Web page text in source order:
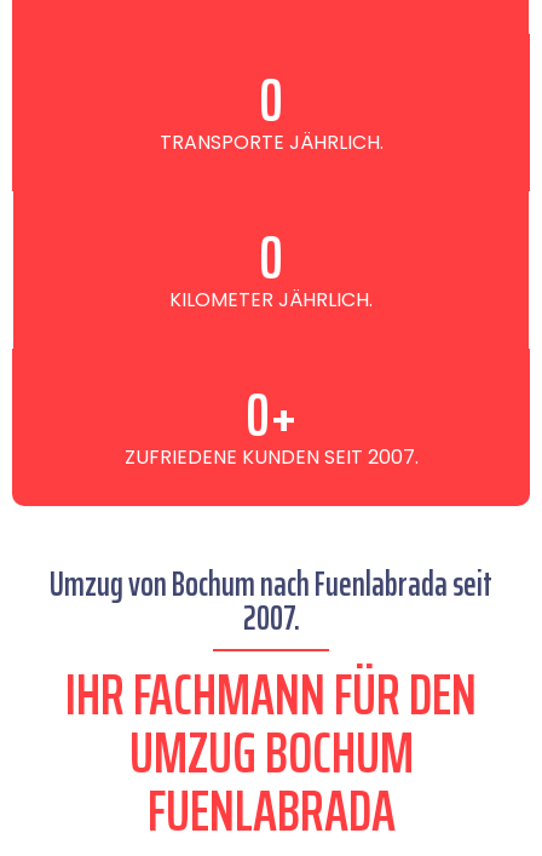
TRANSPORTE JÄHRLICH.
0
KILOMETER JÄHRLICH.
0
ZUFRIEDENE KUNDEN SEIT 2007.
0+
Umzug von Bochum nach Fuenlabrada seit
2007.
IHR FACHMANN FÜR DEN
UMZUG BOCHUM
FUENLABRADA